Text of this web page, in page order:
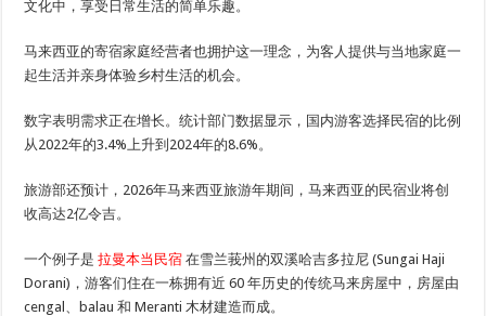
文化中，享受日常生活的简单乐趣。
马来西亚的寄宿家庭经营者也拥护这一理念，为客人提供与当地家庭一
起生活并亲身体验乡村生活的机会。
数字表明需求正在增长。统计部门数据显示，国内游客选择民宿的比例
从2022年的3.4%上升到2024年的8.6%。
旅游部还预计，2026年马来西亚旅游年期间，马来西亚的民宿业将创
收高达2亿令吉。
一个例子是拉曼本当民宿 在雪兰莪州的双溪哈吉多拉尼 (Sungai Haji
Dorani)，游客们住在一栋拥有近 60 年历史的传统马来房屋中，房屋由
cengal、balau 和 Meranti 木材建造而成。